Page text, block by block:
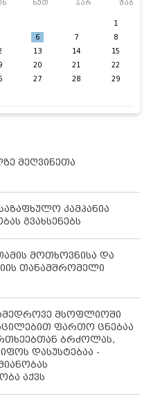
ხუთ პარ შაბ
1
6 7
8
13 14
15
20 21
22
27 28
29
მეღვინეთა
კამპანია
გვახსენებს
მოთხოვნისა და
თანამშრომელი
მსოფლიოში
ფართო ცნებაა
ბრძოლას,
დასუსტებაა -
აქვს